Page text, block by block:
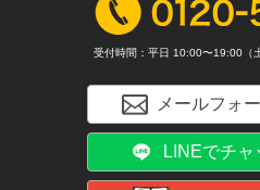
受付時間：平日 10:00〜19:00（
メールフォ
LINEでチャ